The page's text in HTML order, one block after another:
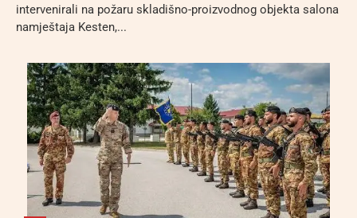
intervenirali na požaru skladišno-proizvodnog objekta salona
namještaja Kesten,...